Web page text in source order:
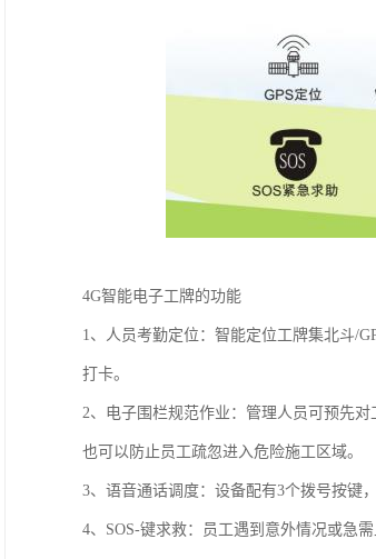
4G智能电子工牌的功能
1、人员考勤定位：智能定位工牌集北斗/
打卡。
2、电子围栏规范作业：管理人员可预先
也可以防止员工疏忽进入危险施工区域。
3、语音通话调度：设备配有3个拨号按键
4、SOS-键求救：员工遇到意外情况或急